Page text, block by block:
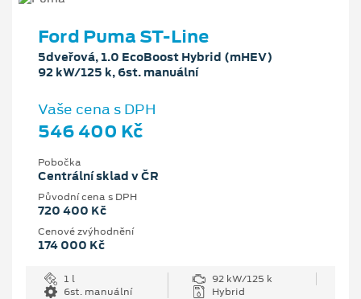
Ford Puma ST-Line
5dveřová, 1.0 EcoBoost Hybrid (mHEV)
92 kW/125 k, 6st. manuální
Vaše cena s DPH
546 400 Kč
Pobočka
Centrální sklad v ČR
Původní cena s DPH
720 400 Kč
Cenové zvýhodnění
174 000 Kč
1 l
92 kW/125 k
6st. manuální
Hybrid